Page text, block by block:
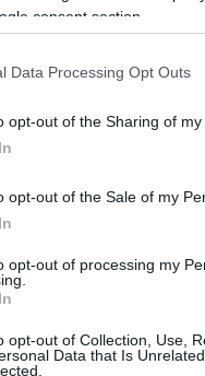
consent section.
Data Processing Opt Outs
opt-out of the Sharing of my
opt-out of the Sale of my
opt-out of processing my
opt-out of Collection, Use,
Data that Is
φέτος στο 24-13
νίκησαν
οι
με 100-93. Νίκη για